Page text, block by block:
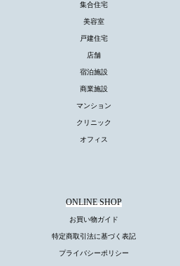
集合住宅
美容室
戸建住宅
店舗
宿泊施設
商業施設
マンション
クリニック
オフィス
ONLINE SHOP
お買い物ガイド
特定商取引法に基づく表記
プライバシーポリシー